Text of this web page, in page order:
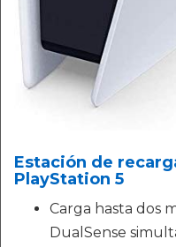
Estación de
PlayStation 5
Carga hasta dos
DualSense